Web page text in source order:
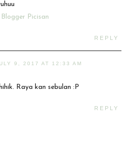
Picisan
REPLY
9, 2017 AT 12:33 AM
Raya kan sebulan :P
REPLY